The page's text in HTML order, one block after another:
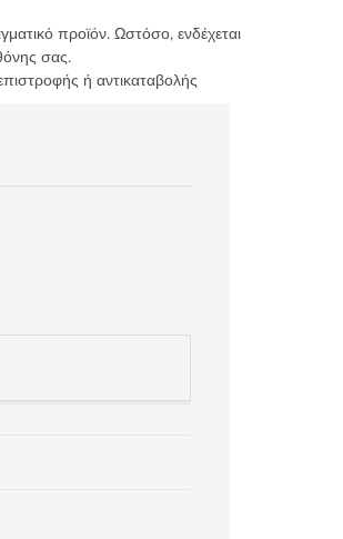
προϊόν. Ωστόσο, ενδέχεται
σας.
ή αντικαταβολής